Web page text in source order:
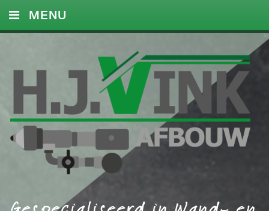
MENU
DIENSTEN
REFERENTIES
CONTACT